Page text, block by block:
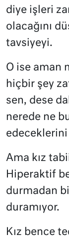
diye işleri
olacağını
tavsiyeyi.
O ise aman
hiçbir şey
sen, dese
nerede ne
Ama kız
Hiperaktif
durmadan
duramıyor.
Kız bence